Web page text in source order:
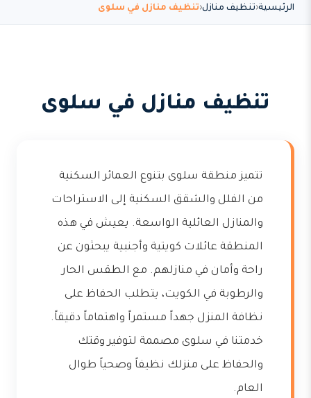
الرئيسية تنظيف منازل تنظيف منازل في سلوى
تنظيف منازل في سلوى
تتميز منطقة سلوى بتنوع العمائر السكنية
من الفلل والشقق السكنية إلى الاستراحات
والمنازل العائلية الواسعة. يعيش في هذه
المنطقة عائلات كويتية وأجنبية يبحثون عن
راحة وأمان في منازلهم. مع الطقس الحار
والرطوبة في الكويت، يتطلب الحفاظ على
نظافة المنزل جهداً مستمراً واهتماماً دقيقاً.
خدمتنا في سلوى مصممة لتوفير وقتك
والحفاظ على منزلك نظيفاً وصحياً طوال
العام.